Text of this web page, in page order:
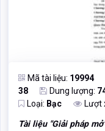
Mã tài liệu: 19994
38
Dung lượng:
Loại: Bạc Lượt
Tài liệu "Giải pháp